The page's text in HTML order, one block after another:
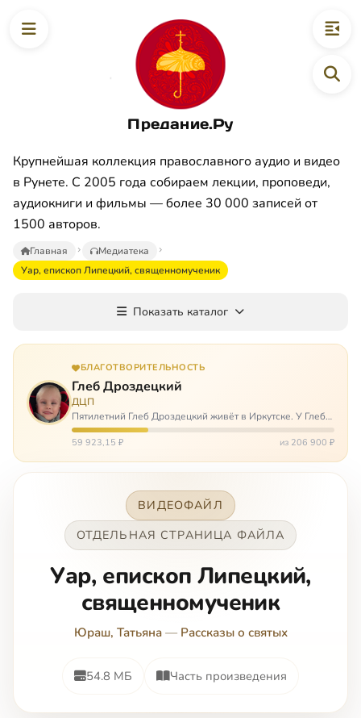
Предание.Ру
Крупнейшая коллекция православного аудио и видео
в Рунете. С 2005 года собираем лекции, проповеди,
аудиокниги и фильмы — более 30 000 записей от
1500 авторов.
Главная
Медиатека
Уар, епископ Липецкий, священномученик
Показать каталог
БЛАГОТВОРИТЕЛЬНОСТЬ
Глеб Дроздецкий
ДЦП
Пятилетний Глеб Дроздецкий живёт в Иркутске. У Глеба
ДЦП из-за перенесённого в младенчестве менингита,
но его положение осложняется эпилепсией, с которой
59 923,15 ₽ из 206 900 ₽
ВИДЕОФАЙЛ
ОТДЕЛЬНАЯ СТРАНИЦА ФАЙЛА
Уар, епископ Липецкий,
священномученик
Юраш, Татьяна— Рассказы о святых
54.8 МБ Часть произведения